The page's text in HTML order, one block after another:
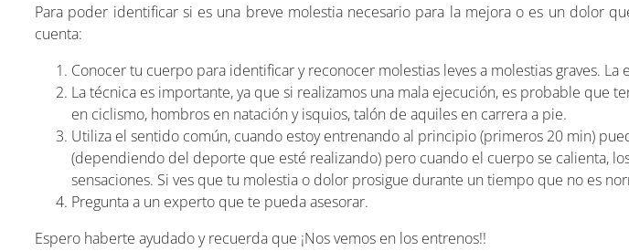
Para poder identificar si es una breve molestia necesario para la mejora o es un dolor
cuenta:
Conocer tu cuerpo para identificar y reconocer molestias leves a molestias graves.
La técnica es importante, ya que si realizamos una mala ejecución, es probable que
en ciclismo, hombros en natación y isquios, talón de aquiles en carrera a pie.
Utiliza el sentido común, cuando estoy entrenando al principio (primeros 20 min)
(dependiendo del deporte que esté realizando) pero cuando el cuerpo se calienta,
sensaciones. Si ves que tu molestia o dolor prosigue durante un tiempo que no es
Pregunta a un experto que te pueda asesorar.
Espero haberte ayudado y recuerda que ¡Nos vemos en los entrenos!!